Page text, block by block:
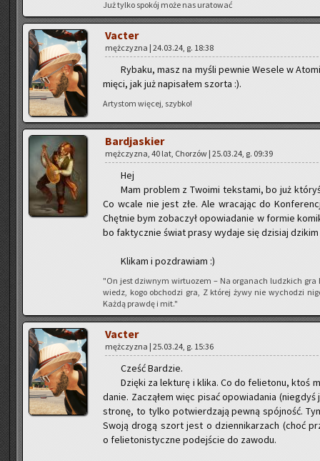
Już tylko spo­kój może nas ura­to­wać
Vac­ter
męż­czy­zna | 24.03.24, g. 18:38
Ry­ba­ku, masz na myśli pew­nie We­se­le w
mię­ci, jak już na­pi­sa­łem szor­ta :).
Ar­ty­stom wię­cej, szyb­ko!
Bar­dja­skier
męż­czy­zna, 40 lat, Cho­rzów | 25.03.24, g. 09:39
Hej
Mam pro­blem z Two­imi tek­sta­mi, bo już
Co wcale nie jest złe. Ale wra­ca­jąc do
Chęt­nie bym zo­ba­czył opo­wia­da­nie w for­mie
bo fak­tycz­nie świat prasy wy­da­je się dzi­siaj
Kli­kam i po­zdra­wiam :)
"On jest dziw­nym wir­tu­ozem – Na or­ga­nach ludz­kich
wiedz, kogo ob­cho­dzi gra, Z któ­rej żywy nie wy­cho­dzi
Każdą praw­dę i mit."
Vac­ter
męż­czy­zna | 25.03.24, g. 15:36
Cześć Bar­dzie.
Dzię­ki za lek­tu­rę i klika. Co do fe­lie­to­nu, ktoś
da­nie. Za­czą­łem więc pisać opo­wia­da­nia
stro­nę, to tylko po­twier­dza­ją pewną spój­ność.
Swoją drogą szort jest o dzien­ni­ka­rzach (choć
o fe­lie­to­ni­stycz­ne po­dej­ście do za­wo­du.